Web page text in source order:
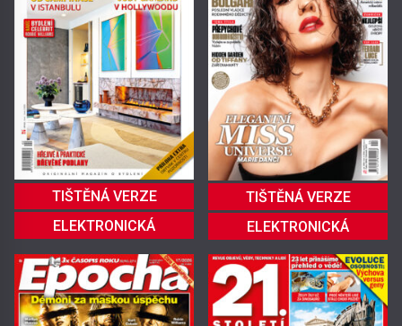
TIŠTĚNÁ VERZE
ELEKTRONICKÁ
TIŠTĚNÁ VERZE
ELEKTRONICKÁ